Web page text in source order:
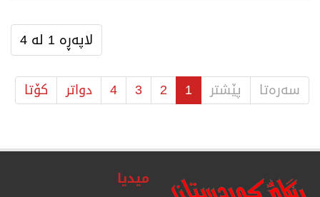
لاپەڕە 1 لە 4
سەرەتا پێشتر 1
2
3
4 دواتر كۆتا
میدیا